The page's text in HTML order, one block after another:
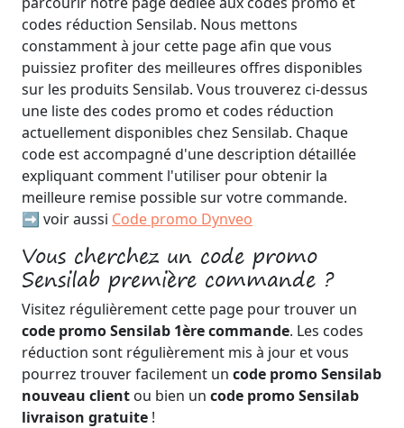
codes réduction Sensilab. Nous mettons
constamment à jour cette page afin que vous
puissiez profiter des meilleures offres disponibles
sur les produits Sensilab. Vous trouverez ci-dessus
une liste des codes promo et codes réduction
actuellement disponibles chez Sensilab. Chaque
code est accompagné d'une description détaillée
expliquant comment l'utiliser pour obtenir la
meilleure remise possible sur votre commande.
➡️ voir aussi Code promo Dynveo
Vous cherchez un code promo
Sensilab première commande ?
Visitez régulièrement cette page pour trouver un
code promo Sensilab 1ère commande. Les codes
réduction sont régulièrement mis à jour et vous
pourrez trouver facilement un code promo Sensilab
nouveau client ou bien un code promo Sensilab
livraison gratuite !